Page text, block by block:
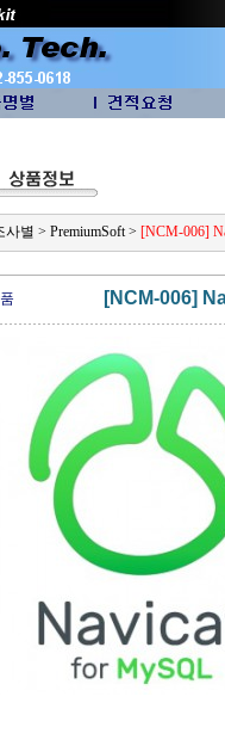
사별 > PremiumSoft > [NCM-006]
[NCM-006]